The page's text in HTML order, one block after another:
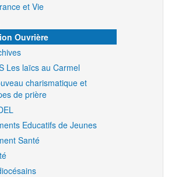
et Vie
Ouvrière
Les laïcs au Carmel
charismatique et
de prière
Educatifs de Jeunes
Santé